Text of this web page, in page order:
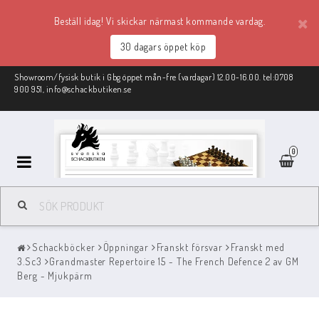
Beställ idag! Vi skickar närmast kommande vardag.
30 dagars öppet köp
Showroom/fysisk butik i Gbg öppet mån-fre (vardagar) 12.00-16.00. tel:0708
900 951, info@schackbutiken.se
0
Schackmaterial
REA
Schackböcker Öppningar Franskt försvar
Franskt med
3.Sc3
Grandmaster Repertoire 15 - The French Defence 2 av GM
Berg - Mjukpärm